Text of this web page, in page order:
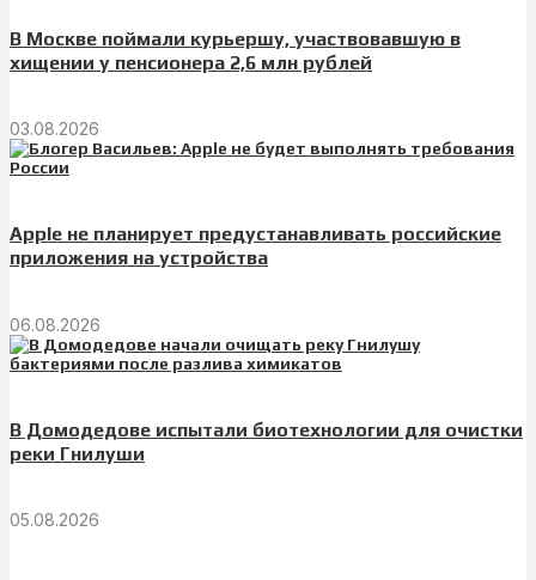
В Москве поймали курьершу, участвовавшую в
хищении у пенсионера 2,6 млн рублей
03.08.2026
Apple не планирует предустанавливать российские
приложения на устройства
06.08.2026
В Домодедове испытали биотехнологии для очистки
реки Гнилуши
05.08.2026